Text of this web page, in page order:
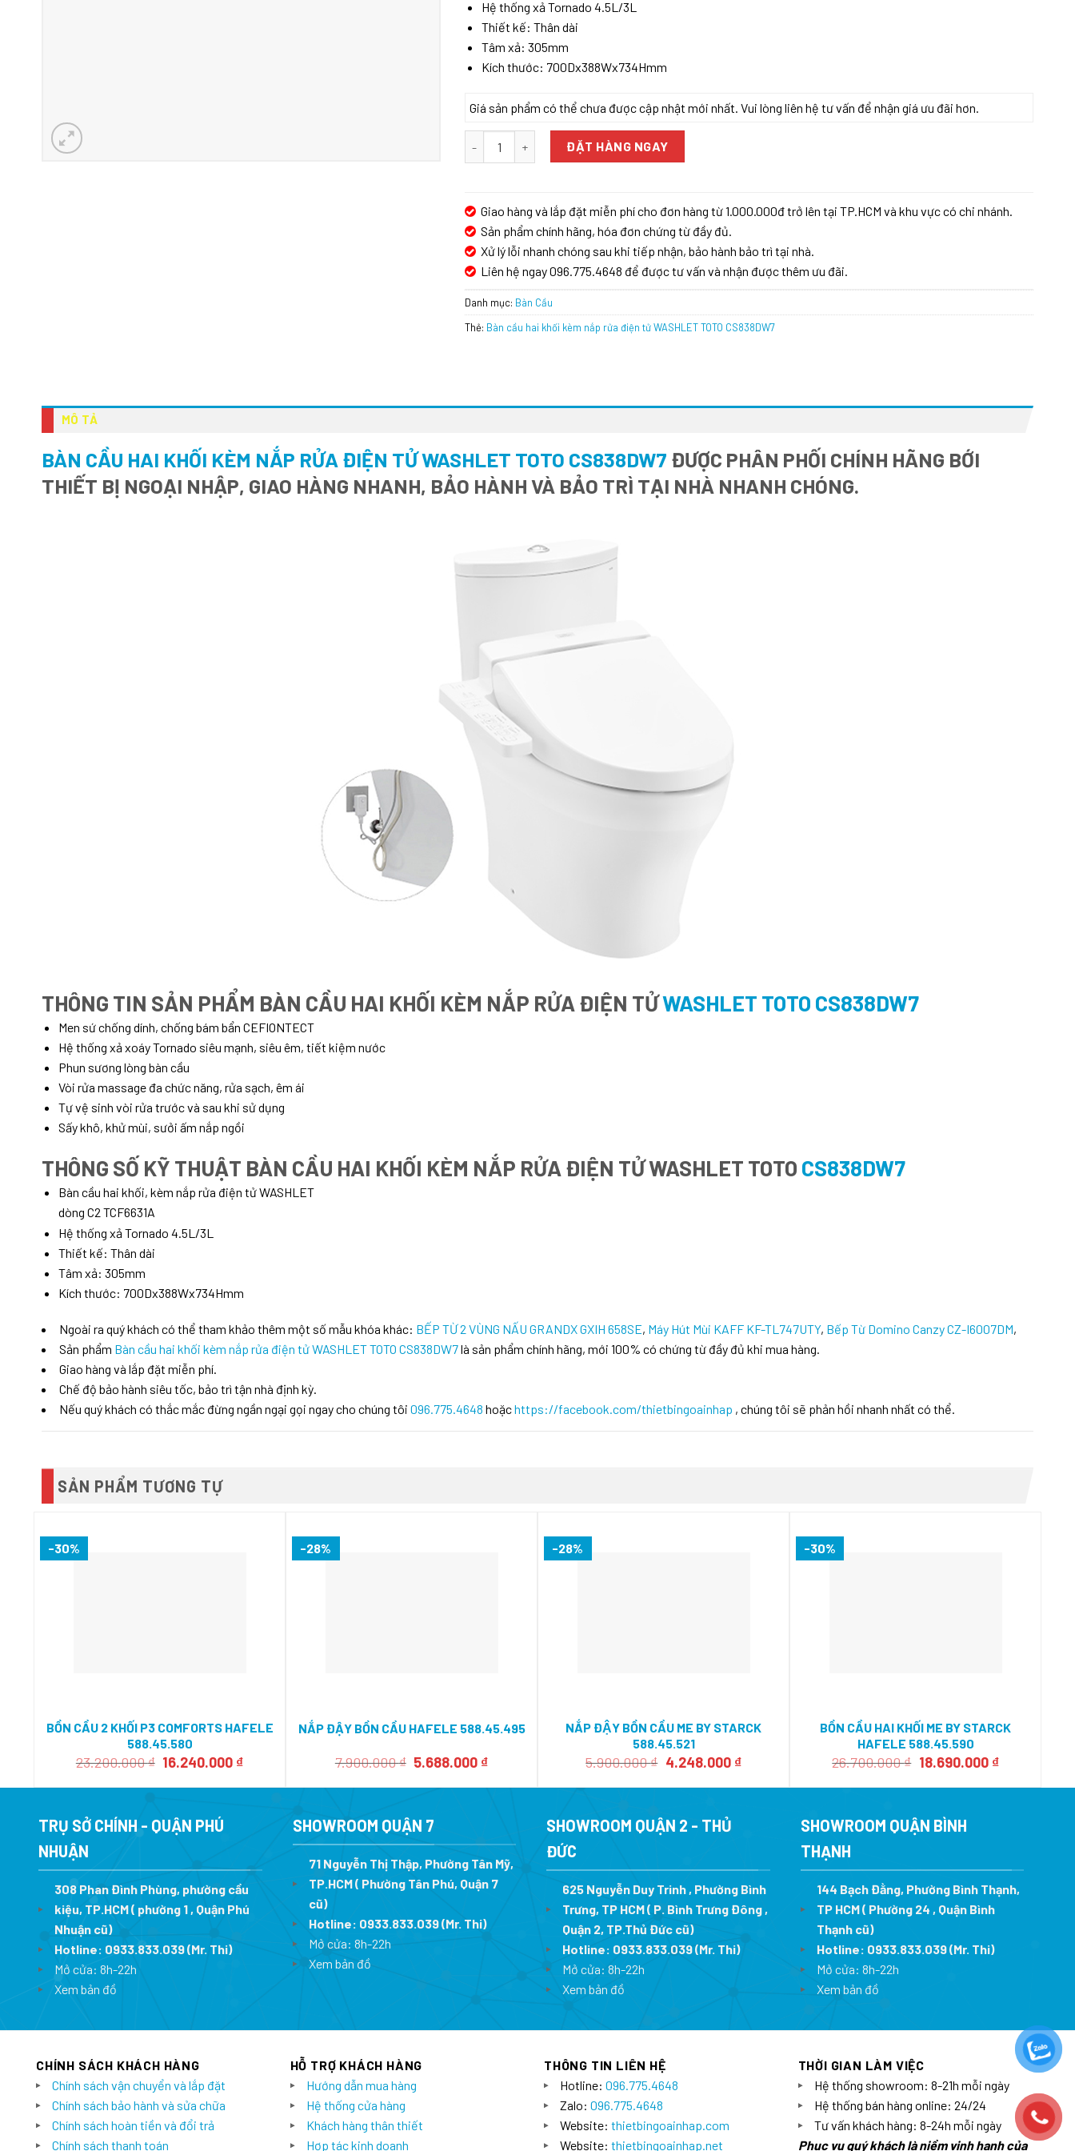
Hệ thống xả Tornado 4.5L/3L
Thiết kế: Thân dài
Tâm xả: 305mm
Kích thước: 700Dx388Wx734Hmm
Giá sản phẩm có thể chưa được cập nhật mới nhất. Vui lòng liên hệ tư vấn để nhận giá ưu đãi hơn.
Bàn cầu hai khối kèm nắp rửa điện tử WASHLET TOTO CS838DW7 số lượng
ĐẶT HÀNG NGAY
Giao hàng và lắp đặt miễn phí cho đơn hàng từ 1.000.000đ trở lên tại TP.HCM và khu vực có chi nhánh.
Sản phẩm chính hãng, hóa đơn chứng từ đầy đủ.
Xử lý lỗi nhanh chóng sau khi tiếp nhận, bảo hành bảo trì tại nhà.
Liên hệ ngay 096.775.4648 để được tư vấn và nhận được thêm ưu đãi.
Danh mục: Bàn Cầu
Thẻ: Bàn cầu hai khối kèm nắp rửa điện tử WASHLET TOTO CS838DW7
MÔ TẢ
BÀN CẦU HAI KHỐI KÈM NẮP RỬA ĐIỆN TỬ WASHLET TOTO CS838DW7 ĐƯỢC PHÂN PHỐI CHÍNH HÃNG BỚI
THIẾT BỊ NGOẠI NHẬP, GIAO HÀNG NHANH, BẢO HÀNH VÀ BẢO TRÌ TẠI NHÀ NHANH CHÓNG.
THÔNG TIN SẢN PHẨM BÀN CẦU HAI KHỐI KÈM NẮP RỬA ĐIỆN TỬWASHLET TOTO CS838DW7
Men sứ chống dính, chống bám bẩn CEFIONTECT
Hệ thống xả xoáy Tornado siêu mạnh, siêu êm, tiết kiệm nước
Phun sương lòng bàn cầu
Vòi rửa massage đa chức năng, rửa sạch, êm ái
Tự vệ sinh vòi rửa trước và sau khi sử dụng
Sấy khô, khử mùi, sưởi ấm nắp ngồi
THÔNG SỐ KỸ THUẬT BÀN CẦU HAI KHỐI KÈM NẮP RỬA ĐIỆN TỬ WASHLET TOTO CS838DW7
Bàn cầu hai khối, kèm nắp rửa điện tử WASHLET
dòng C2 TCF6631A
Hệ thống xả Tornado 4.5L/3L
Thiết kế: Thân dài
Tâm xả: 305mm
Kích thước: 700Dx388Wx734Hmm
Ngoài ra quý khách có thể tham khảo thêm một số mẫu khóa khác: BẾP TỪ 2 VÙNG NẤU GRANDX GXIH 658SE, Máy Hút Mùi KAFF KF-TL747UTY, Bếp Từ Domino Canzy CZ-I6007DM,
Sản phẩm Bàn cầu hai khối kèm nắp rửa điện tử WASHLET TOTO CS838DW7là sản phẩm chính hãng, mới 100% có chứng từ đầy đủ khi mua hàng.
Giao hàng và lắp đặt miễn phí.
Chế độ bảo hành siêu tốc, bảo trì tận nhà định kỳ.
Nếu quý khách có thắc mắc đừng ngần ngại gọi ngay cho chúng tôi 096.775.4648 hoặchttps://facebook.com/thietbingoainhap , chúng tôi sẽ phản hồi nhanh nhất có thể.
SẢN PHẨM TƯƠNG TỰ
-30%
BỒN CẦU 2 KHỐI P3 COMFORTS HAFELE
588.45.580
23.200.000₫ Giá
là:
16.240.000 ₫Giá
tại
16.240.000 ₫.
-28%
NẮP ĐẬY BỒN CẦU HAFELE 588.45.495
7.900.000₫ Giá
là:
5.688.000 ₫Giá
tại
5.688.000 ₫.
-28%
NẮP ĐẬY BỒN CẦU ME BY STARCK
588.45.521
5.900.000₫ Giá
là:
4.248.000 ₫Giá
tại
4.248.000 ₫.
-30%
BỒN CẦU HAI KHỐI ME BY STARCK
HAFELE 588.45.590
26.700.000₫ Giá
là:
18.690.000 ₫Giá
tại
TRỤ SỞ CHÍNH - QUẬN PHÚ
NHUẬN
308 Phan Đình Phùng, phường cầu
kiệu, TP.HCM ( phường 1 , Quận Phú
Nhuận cũ)
Hotline: 0933.833.039(Mr. Thi)
Mở cửa: 8h-22h
Xem bản đồ
SHOWROOM QUẬN 7
71 Nguyễn Thị Thập, Phường Tân Mỹ,
TP.HCM ( Phường Tân Phú, Quận 7
cũ)
Hotline: 0933.833.039(Mr. Thi)
Mở cửa: 8h-22h
Xem bản đồ
SHOWROOM QUẬN 2 - THỦ
ĐỨC
625 Nguyễn Duy Trinh , Phường Bình
Trưng, TP HCM ( P. Bình Trưng Đông ,
Quận 2, TP.Thủ Đức cũ)
Hotline: 0933.833.039(Mr. Thi)
Mở cửa: 8h-22h
Xem bản đồ
SHOWROOM QUẬN BÌNH
THẠNH
144 Bạch Đằng, Phường Bình Thạnh,
TP HCM ( Phường 24 , Quận Bình
Thạnh cũ)
Hotline: 0933.833.039(Mr. Thi)
Mở cửa: 8h-22h
Xem bản đồ
CHÍNH SÁCH KHÁCH HÀNG
Chính sách vận chuyển và lắp đặt
Chính sách bảo hành và sửa chữa
Chính sách hoàn tiền và đổi trả
Chính sách thanh toán
HỖ TRỢ KHÁCH HÀNG
Hướng dẫn mua hàng
Hệ thống cửa hàng
Khách hàng thân thiết
Hợp tác kinh doanh
THÔNG TIN LIÊN HỆ
Hotline: 096.775.4648
Zalo: 096.775.4648
Website: thietbingoainhap.com
Website: thietbingoainhap.net
THỜI GIAN LÀM VIỆC
Hệ thống showroom: 8-21h mỗi ngày
Hệ thống bán hàng online: 24/24
Tư vấn khách hàng: 8-24h mỗi ngày
Phục vụ quý khách là niềm vinh hạnh của